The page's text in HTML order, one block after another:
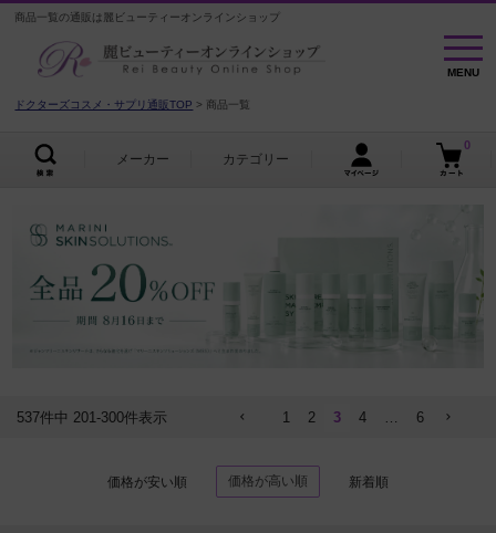
商品一覧の通販は麗ビューティーオンラインショップ
MENU
MENU
ドクターズコスメ・サプリ通販TOP 商品一覧
メーカー カテゴリー
0
価格が安い順 価格が高い順 新着順
537件中 201-300件表示 1 2 3 4 … 6